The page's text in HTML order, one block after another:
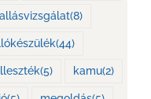
(8)
(44)
(5) kamu(2)